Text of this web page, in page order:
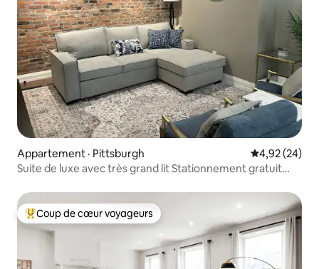
Appartement · Pittsburgh Note
4,92 (24)
Suite de luxe avec très grand lit Stationnement gratuit
Coup de cœur voyageurs parmi les plus aimés
Coup de cœur voyageurs